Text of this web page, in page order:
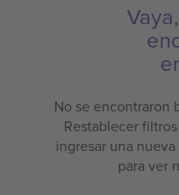
No se encontraron
Restablecer
ingresar una
para ver